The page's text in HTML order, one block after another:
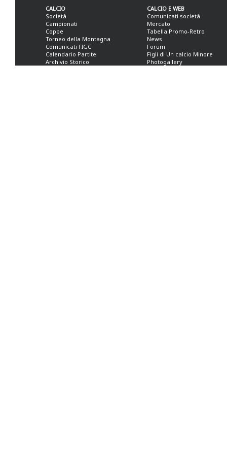
CALCIO
Società
Campionati
Coppe
Torneo della Montagna
Comunicati FIGC
Calendario Partite
Archivio Storico
CALCIO E WEB
Comunicati società
Mercato
Tabella Promo-Retro
News
Forum
Figli di Un calcio Minore
Photogallery